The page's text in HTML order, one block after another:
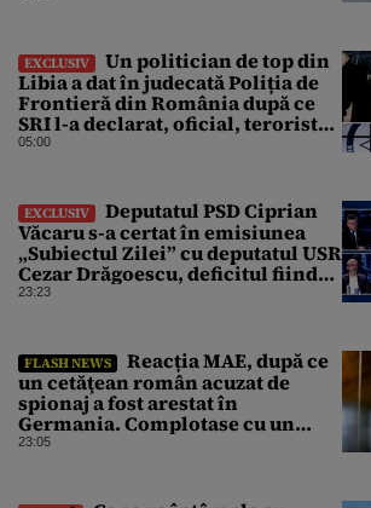
EXCLUSIV
Un politician de top din
Libia a dat în judecată Poliția de
Frontieră din România după ce
SRI l-a declarat, oficial, terorist
ISIS
05:00
EXCLUSIV
Deputatul PSD Ciprian
Văcaru s-a certat în emisiunea
„Subiectul Zilei” cu deputatul USR
Cezar Drăgoescu, deficitul fiind
motivul scandalului
23:23
FLASH NEWS
Reacția MAE, după ce
un cetăţean român acuzat de
spionaj a fost arestat în
Germania. Complotase cu un
ucrainean ca să asasineze un
23:05